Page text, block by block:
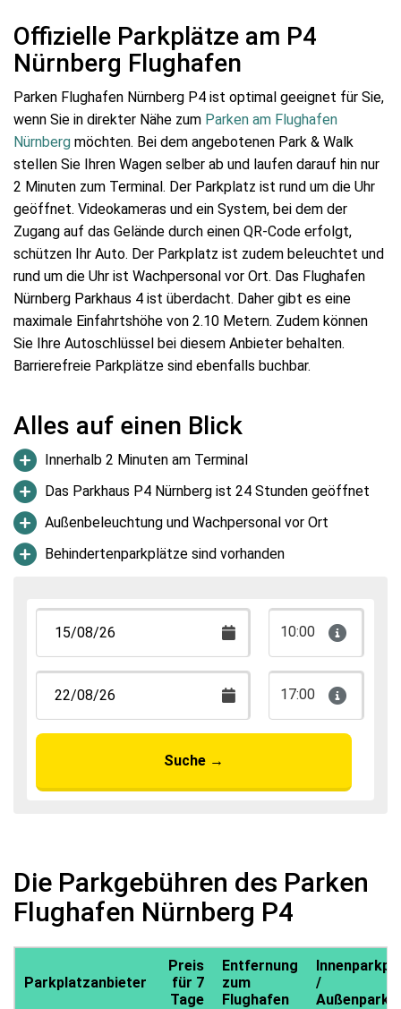
Offizielle Parkplätze am P4
Nürnberg Flughafen
Parken Flughafen Nürnberg P4 ist optimal geeignet für Sie,
wenn Sie in direkter Nähe zum Parken am Flughafen
Nürnberg möchten. Bei dem angebotenen Park & Walk
stellen Sie Ihren Wagen selber ab und laufen darauf hin nur
2 Minuten zum Terminal. Der Parkplatz ist rund um die Uhr
geöffnet. Videokameras und ein System, bei dem der
Zugang auf das Gelände durch einen QR-Code erfolgt,
schützen Ihr Auto. Der Parkplatz ist zudem beleuchtet und
rund um die Uhr ist Wachpersonal vor Ort. Das Flughafen
Nürnberg Parkhaus 4 ist überdacht. Daher gibt es eine
maximale Einfahrtshöhe von 2.10 Metern. Zudem können
Sie Ihre Autoschlüssel bei diesem Anbieter behalten.
Barrierefreie Parkplätze sind ebenfalls buchbar.
Alles auf einen Blick
Innerhalb 2 Minuten am Terminal
Das Parkhaus P4 Nürnberg ist 24 Stunden geöffnet
Außenbeleuchtung und Wachpersonal vor Ort
Behindertenparkplätze sind vorhanden
10:00
17:00
Suche →
Die Parkgebühren des Parken
Flughafen Nürnberg P4
Parkplatzanbieter
Preis
für 7
Tage
Entfernung
zum
Flughafen
/